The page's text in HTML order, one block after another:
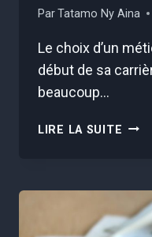
ParTatamo Ny Aina
Le choix d’un
début de sa
beaucoup…
LIRE LA SUITE “AVEC
PAR